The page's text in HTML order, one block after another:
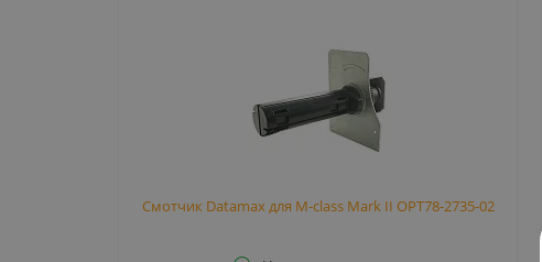
Смотчик Datamax для M-class Mark II OPT78-2735-02